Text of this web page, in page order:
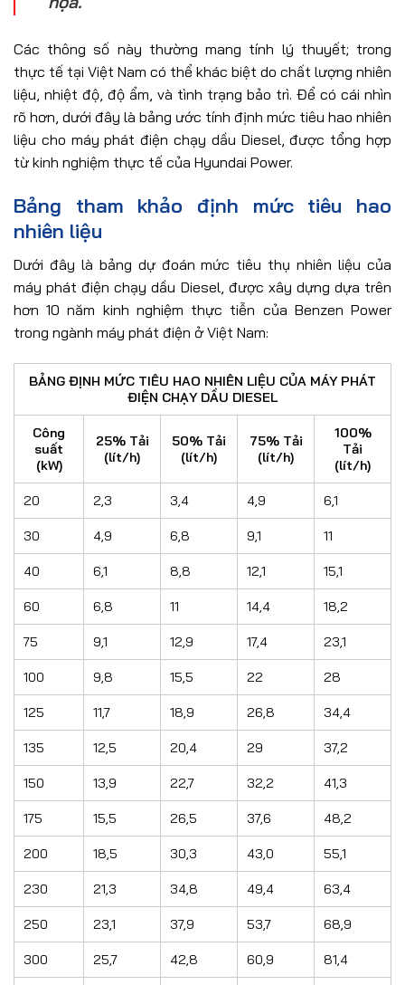
Các thông số này thường mang tính lý thuyết; trong
thực tế tại Việt Nam có thể khác biệt do chất lượng nhiên
liệu, nhiệt độ, độ ẩm, và tình trạng bảo trì. Để có cái nhìn
rõ hơn, dưới đây là bảng ước tính định mức tiêu hao nhiên
liệu cho máy phát điện chạy dầu Diesel, được tổng hợp
từ kinh nghiệm thực tế của Hyundai Power.
Bảng tham khảo định mức tiêu hao
nhiên liệu
Dưới đây là bảng dự đoán mức tiêu thụ nhiên liệu của
máy phát điện chạy dầu Diesel, được xây dựng dựa trên
hơn 10 năm kinh nghiệm thực tiễn của Benzen Power
trong ngành máy phát điện ở Việt Nam:
BẢNG ĐỊNH MỨC TIÊU HAO NHIÊN LIỆU CỦA MÁY PHÁT
ĐIỆN CHẠY DẦU DIESEL
Công
suất
(kW)
25% Tải
(lít/h)
50% Tải
(lít/h)
75% Tải
(lít/h)
100%
Tải
(lít/h)
20 2,3 3,4 4,9 6,1
30 4,9 6,8 9,1 11
40 6,1 8,8 12,1 15,1
60 6,8 11 14,4 18,2
75 9,1 12,9 17,4 23,1
100 9,8 15,5 22 28
125 11,7 18,9 26,8 34,4
135 12,5 20,4 29 37,2
150 13,9 22,7 32,2 41,3
175 15,5 26,5 37,6 48,2
200 18,5 30,3 43,0 55,1
230 21,3 34,8 49,4 63,4
250 23,1 37,9 53,7 68,9
300 25,7 42,8 60,9 81,4